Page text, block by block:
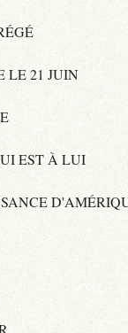
LE 21 JUIN
EST À LUI